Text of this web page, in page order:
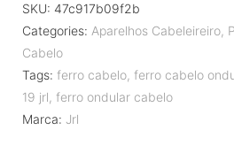
SKU: 47c917b09f2b
Categories: Aparelhos Cabeleireiro,
Cabelo
Tags: ferro cabelo, ferro cabelo
19 jrl, ferro ondular cabelo
Marca: Jrl